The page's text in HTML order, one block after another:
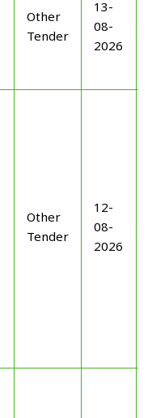
Other
Tender
13-
08-
2026
Other
Tender
12-
08-
2026